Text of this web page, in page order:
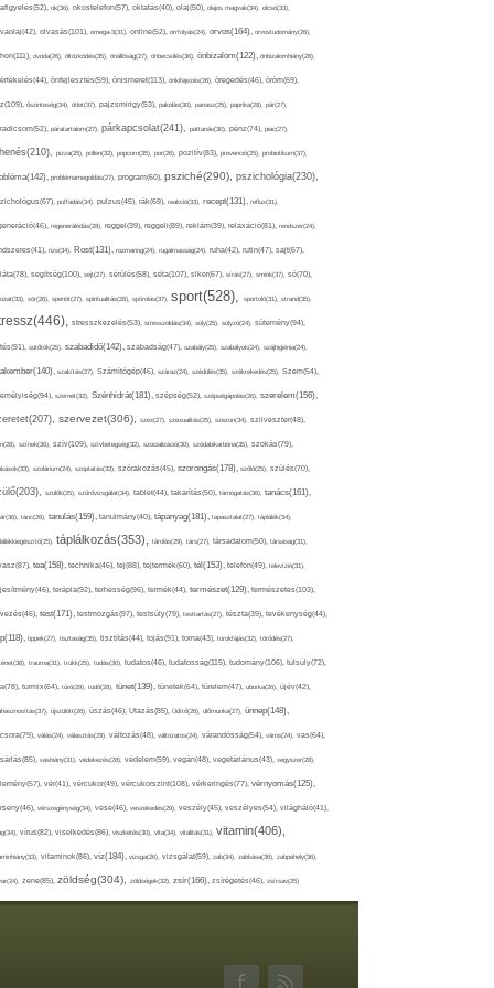
ok(36), okostelefon(57), oktatás(40), olaj(50), olajos magvak(34), olcsó(33),
olvasás(101), omega-3(31), online(52), orrfolyás(24), orvos(164), orvostudomány(26),
óvoda(26), öltözködés(35), önállóság(27), önbecsülés(36), önbizalom(122), önbizalomhiány(28),
önfejlesztés(59), önismeret(113), önkifejezés(26), öregedés(46), öröm(69),
őszinteség(34), ötlet(37), pajzsmirigy(53), pakolás(30), panasz(25), paprika(28), pár(27),
páratartalom(27), párkapcsolat(241), pattanás(30), pénz(74), piac(27),
pizza(25), pollen(32), popcorn(35), por(26), pozitív(83), prevenció(25), probiotikum(37),
problémamegoldás(27), program(60), psziché(290), pszichológia(230),
puffadás(34), pulzus(45), rák(69), reakció(33), recept(131), reflux(31),
regenerálódás(28), reggel(39), reggeli(89), reklám(39), relaxáció(81), rendszer(24),
rizs(34), Rost(131), rozmaring(24), rugalmasság(24), ruha(42), rutin(47), sajt(67),
segítség(100), sejt(27), sérülés(58), séta(107), siker(67), sírás(27), smink(37), só(70),
sör(26), spenót(27), spiritualitás(28), spórolás(37), sport(528), sportoló(31), strand(35),
stresszkezelés(53), stresszoldás(34), súly(25), súlyzó(24), sütemény(94),
sütőtök(25), szabadidő(142), szabadság(47), szabály(25), szabályok(24), szájhigiénia(24),
szakítás(27), Számítógép(46), száraz(24), szédülés(35), székrekedés(25), Szem(54),
szemét(32), Szénhidrát(181), szépség(52), szépségápolás(26), szerelem(156),
szervezet(306), szex(27), szexualitás(25), szezon(34), szilveszter(48),
színek(36), szív(109), szívbetegség(32), szocializáció(30), szódabikarbóna(35), szokás(79),
szolárium(24), szoptatás(33), szórakozás(45), szorongás(178), szőlő(25), szülés(70),
szülők(25), szűrővizsgálat(34), tablet(44), takarítás(50), támogatás(36), tanács(161),
tánc(26), tanulás(159), tanulmány(40), tápanyag(181), tapasztalat(27), táplálék(34),
táplálkozás(353), tárolás(29), társ(27), társadalom(50), társaság(31),
tea(158), technika(46), tej(88), tejtermék(60), tél(153), telefon(49), televízió(31),
terápia(92), terhesség(96), termék(44), természet(129), természetes(103),
test(171), testmozgás(97), testsúly(79), testtartás(27), tészta(39), tevékenység(44),
tippek(27), tisztaság(35), tisztítás(44), tojás(91), torna(43), torokfájás(32), törődés(27),
trauma(31), trükk(25), tudás(30), tudatos(46), tudatosság(115), tudomány(106), túlsúly(72),
turmix(64), túró(29), tüdő(28), tünet(139), tünetek(64), türelem(47), uborka(26), újév(42),
újszülött(26), úszás(46), Utazás(85), Üdítő(26), ülőmunka(27), ünnep(148),
válás(24), választás(29), változás(48), változatos(24), várandósság(54), város(24), vas(64),
vashiány(31), védekezés(28), védelem(59), vegán(48), vegetáriánus(43), vegyszer(28),
vér(41), vércukor(49), vércukorszint(108), vérkeringés(77), vérnyomás(125),
vérszegénység(34), vese(46), veszekedés(29), veszély(45), veszélyes(54), világháló(41),
vírus(82), viselkedés(86), viszketés(30), vita(34), vitalitás(31), vitamin(406),
vitaminok(86), víz(184), vizsga(26), vizsgálat(59), zab(34), zabkása(36), zabpehely(36),
zene(85), zöldség(304), zöldségek(32), zsír(166), zsírégetés(46), zsírsav(25)